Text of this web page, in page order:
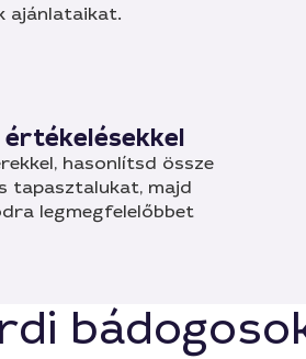
ajánlataikat.
hasonlítsd össze
tapasztalukat, majd
legmegfelelőbbet